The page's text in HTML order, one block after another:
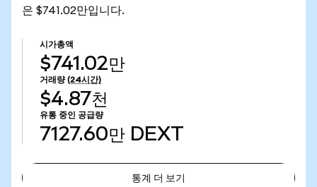
은 $741.02만입니다.
시가총액
$741.02만
거래량 (24시간)
$4.87천
유통 중인 공급량
7127.60만 DEXT
통계 더 보기